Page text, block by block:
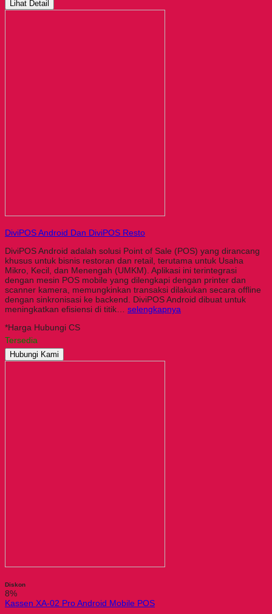
Lihat Detail
DiviPOS Android Dan DiviPOS Resto
DiviPOS Android adalah solusi Point of Sale (POS) yang dirancang
khusus untuk bisnis restoran dan retail, terutama untuk Usaha
Mikro, Kecil, dan Menengah (UMKM). Aplikasi ini terintegrasi
dengan mesin POS mobile yang dilengkapi dengan printer dan
scanner kamera, memungkinkan transaksi dilakukan secara offline
dengan sinkronisasi ke backend. DiviPOS Android dibuat untuk
meningkatkan efisiensi di titik… selengkapnya
*Harga Hubungi CS
Tersedia
Hubungi Kami
Diskon
8%
Kassen XA-02 Pro Android Mobile POS